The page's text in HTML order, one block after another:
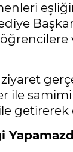
ziyaret
ile
getirerek